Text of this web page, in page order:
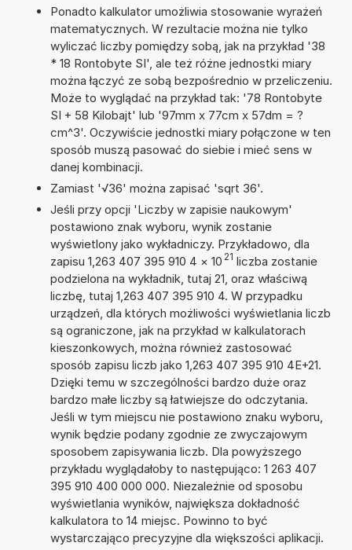
Ponadto kalkulator umożliwia stosowanie wyrażeń
matematycznych. W rezultacie można nie tylko
wyliczać liczby pomiędzy sobą, jak na przykład '38
* 18 Rontobyte SI', ale też różne jednostki miary
można łączyć ze sobą bezpośrednio w przeliczeniu.
Może to wyglądać na przykład tak: '78 Rontobyte
SI + 58 Kilobajt' lub '97mm x 77cm x 57dm = ?
cm^3'. Oczywiście jednostki miary połączone w ten
sposób muszą pasować do siebie i mieć sens w
danej kombinacji.
Zamiast '√36' można zapisać 'sqrt 36'.
Jeśli przy opcji 'Liczby w zapisie naukowym'
postawiono znak wyboru, wynik zostanie
wyświetlony jako wykładniczy. Przykładowo, dla
zapisu 1,263 407 395 910 4 × 10 21 liczba zostanie
podzielona na wykładnik, tutaj 21, oraz właściwą
liczbę, tutaj 1,263 407 395 910 4. W przypadku
urządzeń, dla których możliwości wyświetlania liczb
są ograniczone, jak na przykład w kalkulatorach
kieszonkowych, można również zastosować
sposób zapisu liczb jako 1,263 407 395 910 4E+21.
Dzięki temu w szczególności bardzo duże oraz
bardzo małe liczby są łatwiejsze do odczytania.
Jeśli w tym miejscu nie postawiono znaku wyboru,
wynik będzie podany zgodnie ze zwyczajowym
sposobem zapisywania liczb. Dla powyższego
przykładu wyglądałoby to następująco: 1 263 407
395 910 400 000 000. Niezależnie od sposobu
wyświetlania wyników, największa dokładność
kalkulatora to 14 miejsc. Powinno to być
wystarczająco precyzyjne dla większości aplikacji.